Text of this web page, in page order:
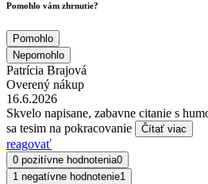
Pomohlo vám zhrnutie?
Pomohlo
Nepomohlo
Patrícia Brajová
Overený nákup
16.6.2026
Skvelo napisane, zabavne citanie s
sa tesim na pokracovanie
Čítať viac
reagovať
0 pozitívne hodnotenia0
1 negatívne hodnotenie1